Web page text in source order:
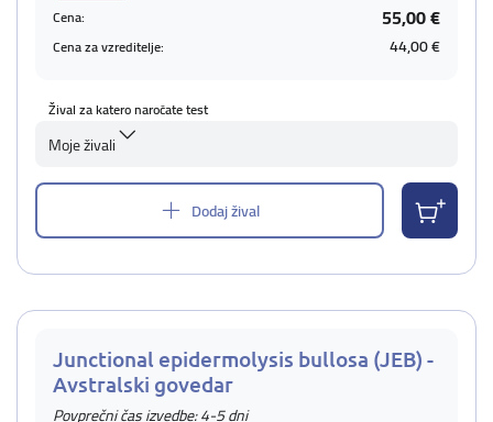
Cena:
55,00 €
Cena za vzreditelje: 44,00 €
Žival za katero naročate test
Moje živali
Dodaj žival
Junctional epidermolysis bullosa (JEB) -
Avstralski govedar
Povprečni čas izvedbe: 4-5 dni